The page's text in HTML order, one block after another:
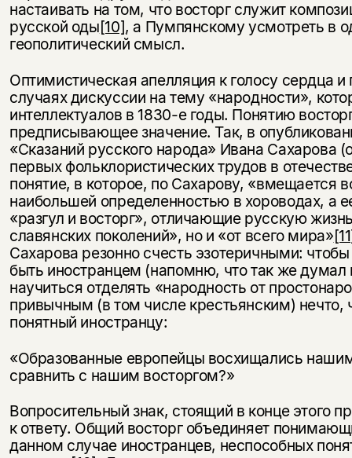
настаивать на том, что восторг служит
русской оды[10], а Пумпянскому усмотреть в
геополитический смысл.
Оптимистическая апелляция к голосу сердца
случаях дискуссии на тему «народности»,
интеллектуалов в 1830-е годы. Понятию
предписывающее значение. Так, в
«Сказаний русского народа» Ивана Сахарова
первых фольклористических трудов в
понятие, в которое, по Сахарову, «вмещается
наибольшей определенностью в хороводах, а
«разгул и восторг», отличающие русскую
славянских поколений», но и «от всего мира»
Сахарова резонно счесть эзотеричными:
быть иностранцем (напомню, что так же
научиться отделять «народность от
привычным (в том числе крестьянским) нечто,
понятный иностранцу:
«Образованные европейцы восхищались
сравнить с нашим восторгом?»
Вопросительный знак, стоящий в конце этого
к ответу. Общий восторг объединяет
данном случае иностранцев, неспособных